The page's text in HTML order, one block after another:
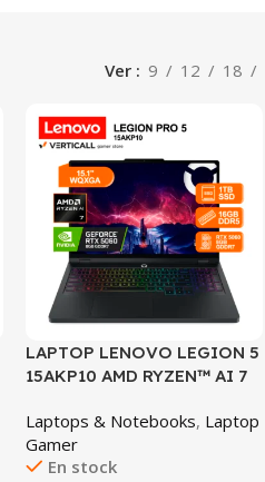
Ver 9 12 18
LAPTOP LENOVO LEGION 5
15AKP10 AMD RYZEN™ AI 7
SSD, NVIDIA® GEFORCE
RTX™ 5060 8GB GDDR7,
15.1″ WQXGA OLED 165HZ,
Laptops & Notebooks, Laptop
Gamer
En stock